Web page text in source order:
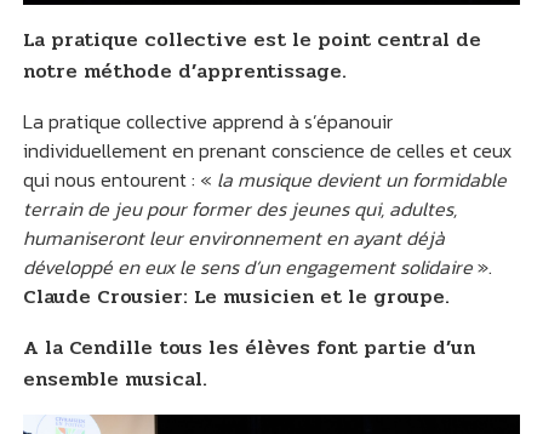
La pratique collective est le point central de
notre méthode d’apprentissage.
La pratique collective apprend à s’épanouir
individuellement en prenant conscience de celles et ceux
qui nous entourent : « la musique devient un formidable
terrain de jeu pour former des jeunes qui, adultes,
humaniseront leur environnement en ayant déjà
développé en eux le sens d’un engagement solidaire».
Claude Crousier: Le musicien et le groupe.
A la Cendille tous les élèves font partie d’un
ensemble musical.